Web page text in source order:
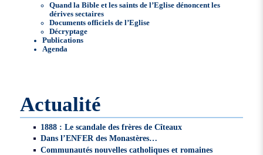
Quand la Bible et les saints de l’Eglise dénoncent les
dérives sectaires
Documents officiels de l’Eglise
Décryptage
Publications
Agenda
Actualité
1888 : Le scandale des frères de Cîteaux
Dans l’ENFER des Monastères…
Communautés nouvelles catholiques et romaines